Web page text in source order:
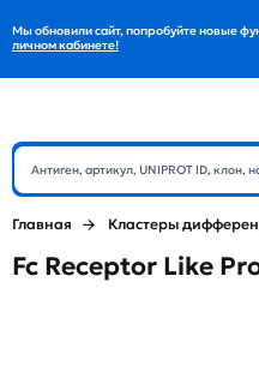
Мы обновили сайт, попробуйте новые
личном кабинете!
Главная Кластеры
Fc Receptor Like